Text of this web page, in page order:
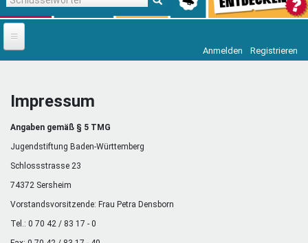
Startseite
Jugendnetz
Freizeit & Reisen
Mentoren & Projekte
Schule & Beruf
Vor Ort
Anmelden Registrieren
Impressum
Angaben gemäß § 5 TMG
Jugendstiftung Baden-Württemberg
Schlossstrasse 23
74372 Sersheim
Vorstandsvorsitzende: Frau Petra Densborn
Tel.: 0 70 42 / 83 17 - 0